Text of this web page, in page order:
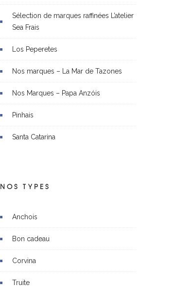
Sélection de marques raffinées L’atelier
Sea Frais
Los Peperetes
Nos marques – La Mar de Tazones
Nos Marques – Papa Anzóis
Pinhais
Santa Catarina
NOS TYPES
Anchois
Bon cadeau
Corvina
Truite